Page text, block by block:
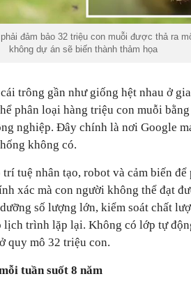
đảm bảo 32 triệu con muỗi được thả ra
không dự án sẽ biến thành thảm họa
trông gần như giống hệt nhau ở
phân loại hàng triệu con muỗi
nghiệp. Đây chính là nơi Google
không có.
tuệ nhân tạo, robot và cảm biến
xác mà con người không thể đạt
số lượng lớn, kiểm soát chất
trình lặp lại. Không có lớp tự
quy mô 32 triệu con.
tuần suốt 8 năm